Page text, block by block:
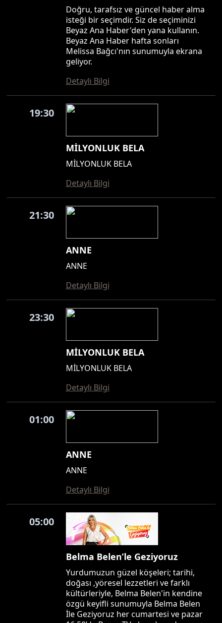
Doğru, tarafsız ve güncel haber alma
isteği bir seçimdir. Siz de seçiminizi
Beyaz Ana Haber'den yana kullanın.
Beyaz Ana Haber hafta sonları
Melissa Bağcı'nın sunumuyla ekrana
geliyor.
Detaylı Bilgi
19:30
MİLYONLUK BELA
MİLYONLUK BELA
Detaylı Bilgi
21:30
ANNE
ANNE
Detaylı Bilgi
23:30
MİLYONLUK BELA
MİLYONLUK BELA
Detaylı Bilgi
01:00
ANNE
ANNE
Detaylı Bilgi
05:00
Belma Belen’le Geziyoruz
Yurdumuzun güzel köşeleri; tarihi,
doğası ,yöresel lezzetleri ve farklı
kültürleriyle, Belma Belen'in kendine
özgü keyifli sunumuyla Belma Belen
İle Geziyoruz her cumartesi ve pazar